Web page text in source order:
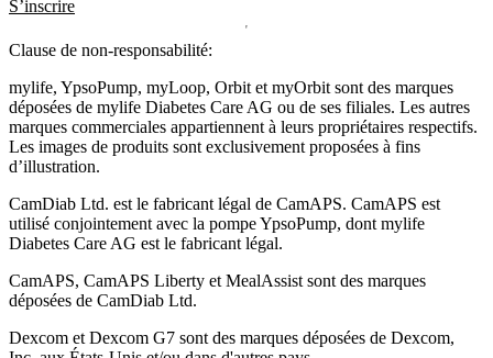
S’inscrire
Clause de non-responsabilité:
mylife, YpsoPump, myLoop, Orbit et myOrbit sont des marques
déposées de mylife Diabetes Care AG ou de ses filiales. Les autres
marques commerciales appartiennent à leurs propriétaires respectifs.
Les images de produits sont exclusivement proposées à fins
d’illustration.
CamDiab Ltd. est le fabricant légal de CamAPS. CamAPS est
utilisé conjointement avec la pompe YpsoPump, dont mylife
Diabetes Care AG est le fabricant légal.
CamAPS, CamAPS Liberty et MealAssist sont des marques
déposées de CamDiab Ltd.
Dexcom et Dexcom G7 sont des marques déposées de Dexcom,